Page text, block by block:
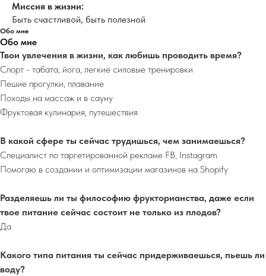
Миссия в жизни:
Быть счастливой, быть полезной
Обо мне
Обо мне
Твои увлечения в жизни, как любишь проводить время?
Спорт - табата, йога, легкие силовые тренировки
Пешие прогулки, плавание
Походы на массаж и в сауну
Фруктовая кулинария, путешествия
В какой сфере ты сейчас трудишься, чем занимаешься?
Специалист по таргетированной рекламе FB, Instagram
Помогаю в создании и оптимизации магазинов на Shopify
Разделяешь ли ты философию фрукторианства, даже если
твое питание сейчас состоит не только из плодов?
Да
Какого типа питания ты сейчас придерживаешься, пьешь ли
воду?